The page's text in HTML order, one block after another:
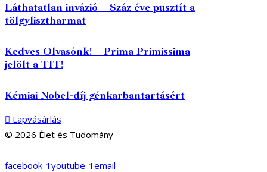
Láthatatlan invázió – Száz éve pusztít a
tölgylisztharmat
Kedves Olvasónk! – Prima Primissima
jelölt a TIT!
Kémiai Nobel-díj génkarbantartásért
Lapvásárlás
© 2026 Élet és Tudomány
facebook-1 youtube-1 email